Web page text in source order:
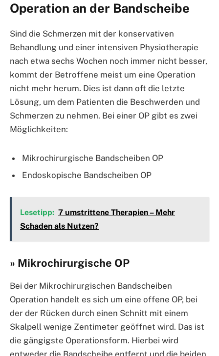
Operation an der Bandscheibe
Sind die Schmerzen mit der konservativen
Behandlung und einer intensiven Physiotherapie
nach etwa sechs Wochen noch immer nicht besser,
kommt der Betroffene meist um eine Operation
nicht mehr herum. Dies ist dann oft die letzte
Lösung, um dem Patienten die Beschwerden und
Schmerzen zu nehmen. Bei einer OP gibt es zwei
Möglichkeiten:
Mikrochirurgische Bandscheiben OP
Endoskopische Bandscheiben OP
Lesetipp: 7 umstrittene Therapien – Mehr
Schaden als Nutzen?
» Mikrochirurgische OP
Bei der Mikrochirurgischen Bandscheiben
Operation handelt es sich um eine offene OP, bei
der der Rücken durch einen Schnitt mit einem
Skalpell wenige Zentimeter geöffnet wird. Das ist
die gängigste Operationsform. Hierbei wird
entweder die Bandscheibe entfernt und die beiden